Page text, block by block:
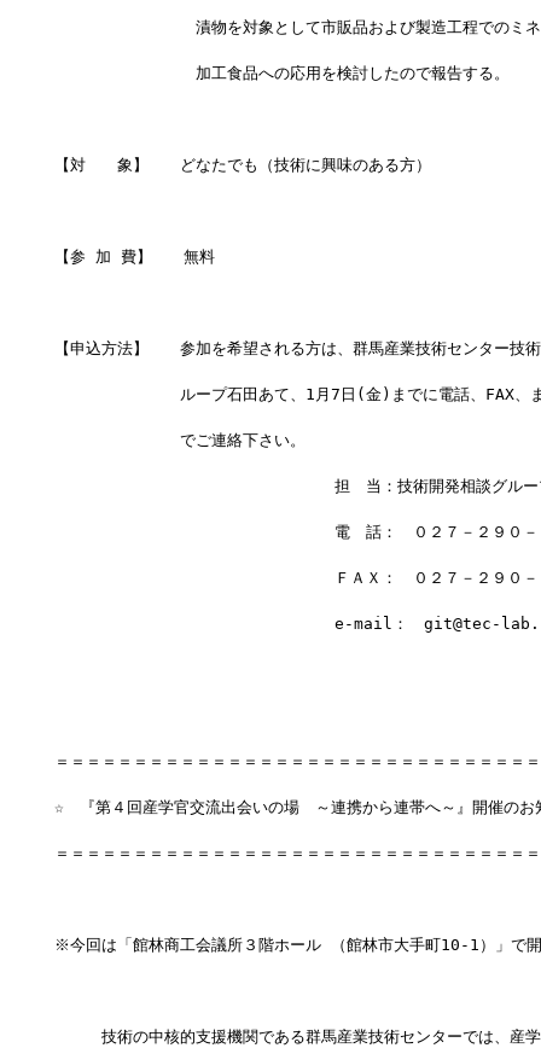
漬物を対象として市販品および製造工程でのミネラ
加工食品への応用を検討したので報告する。
【対　　象】　　どなたでも（技術に興味のある方）
【参 加 費】　　無料
【申込方法】　　参加を希望される方は、群馬産業技術センター技
ループ石田あて、1月7日(金)までに電話、FAX、
でご連絡下さい。
担　当：技術開発相談グループ
　　　　　　　　電　話：　０２７－２９０
　　　　　　　　ＦＡＸ：　０２７－２９０
　　　　　　　　e-mail：　git@tec-
＝＝＝＝＝＝＝＝＝＝＝＝＝＝＝＝＝＝＝＝＝＝＝＝＝＝＝＝＝＝
☆　『第４回産学官交流出会いの場　～連携から連帯へ～』開催のお
＝＝＝＝＝＝＝＝＝＝＝＝＝＝＝＝＝＝＝＝＝＝＝＝＝＝＝＝＝＝
※今回は「館林商工会議所３階ホール （館林市大手町10-1）」で
技術の中核的支援機関である群馬産業技術センターでは、産学